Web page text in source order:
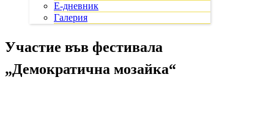
Е-дневник
Галерия
Участие във фестивала
„Демократична мозайка“